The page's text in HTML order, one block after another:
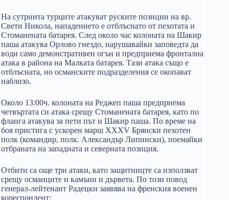
На сутринта турците атакуват руските позиции на вр.
Свети Никола, нападението е отблъснато от пехотата и
Стоманената батарея. След около час колоната на Шакир
паша атакува Орлово гнездо, нарушавайки заповедта да
води само демонстративен огън и предприема фронтална
атака в района на Малката батарея. Тази атака също е
отблъсната, но османските подразделения се окопават
наблизо.
Около 13:00ч. колоната на Реджеп паша предприема
четвъртата си атака срещу Стоманената батарея, като по
фланга атакува за пети път и Шакир паша. По време на
боя пристига с ускорен марш XXXV Брянски пехотен
полк (командир, полк. Александър Липински), поемайки
отбраната на западната и северната позиция.
Отбити са още три атаки, като защитницте са използват
срещу османците и камъни и дървета. По този повод
генерал-лейтенант Радецки заявява на френския военен
кореспондент: